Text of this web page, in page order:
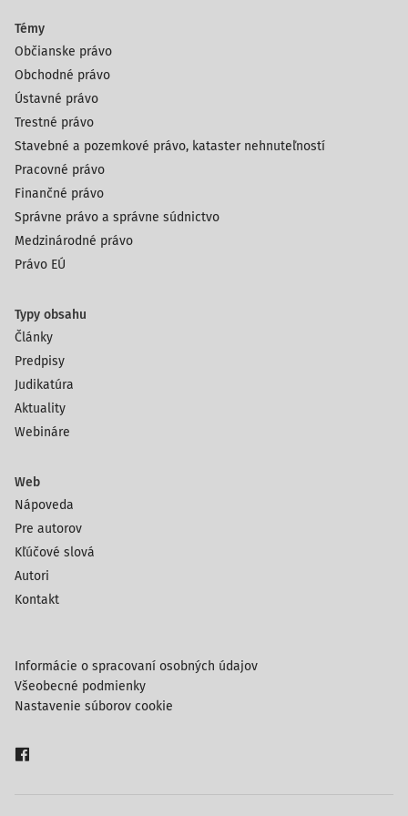
Témy
Občianske právo
Obchodné právo
Ústavné právo
Trestné právo
Stavebné a pozemkové právo, kataster nehnuteľností
Pracovné právo
Finančné právo
Správne právo a správne súdnictvo
Medzinárodné právo
Právo EÚ
Typy obsahu
Články
Predpisy
Judikatúra
Aktuality
Webináre
Web
Nápoveda
Pre autorov
Kľúčové slová
Autori
Kontakt
Informácie o spracovaní osobných údajov
Všeobecné podmienky
Nastavenie súborov cookie